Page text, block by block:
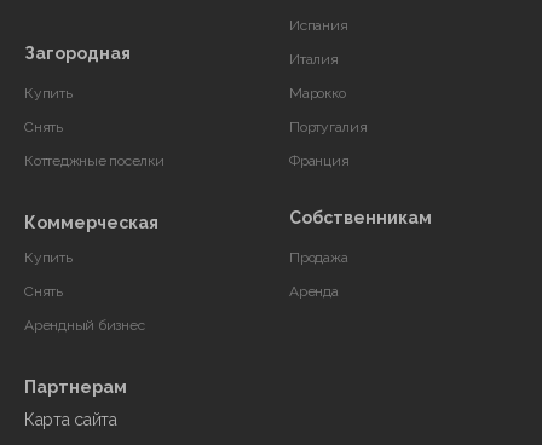
Карта сайта
Загородная
Купить
Снять
Коттеджные поселки
Испания
Италия
Марокко
Португалия
Франция
Коммерческая
Купить
Снять
Арендный бизнес
Собственникам
Продажа
Аренда
Партнерам